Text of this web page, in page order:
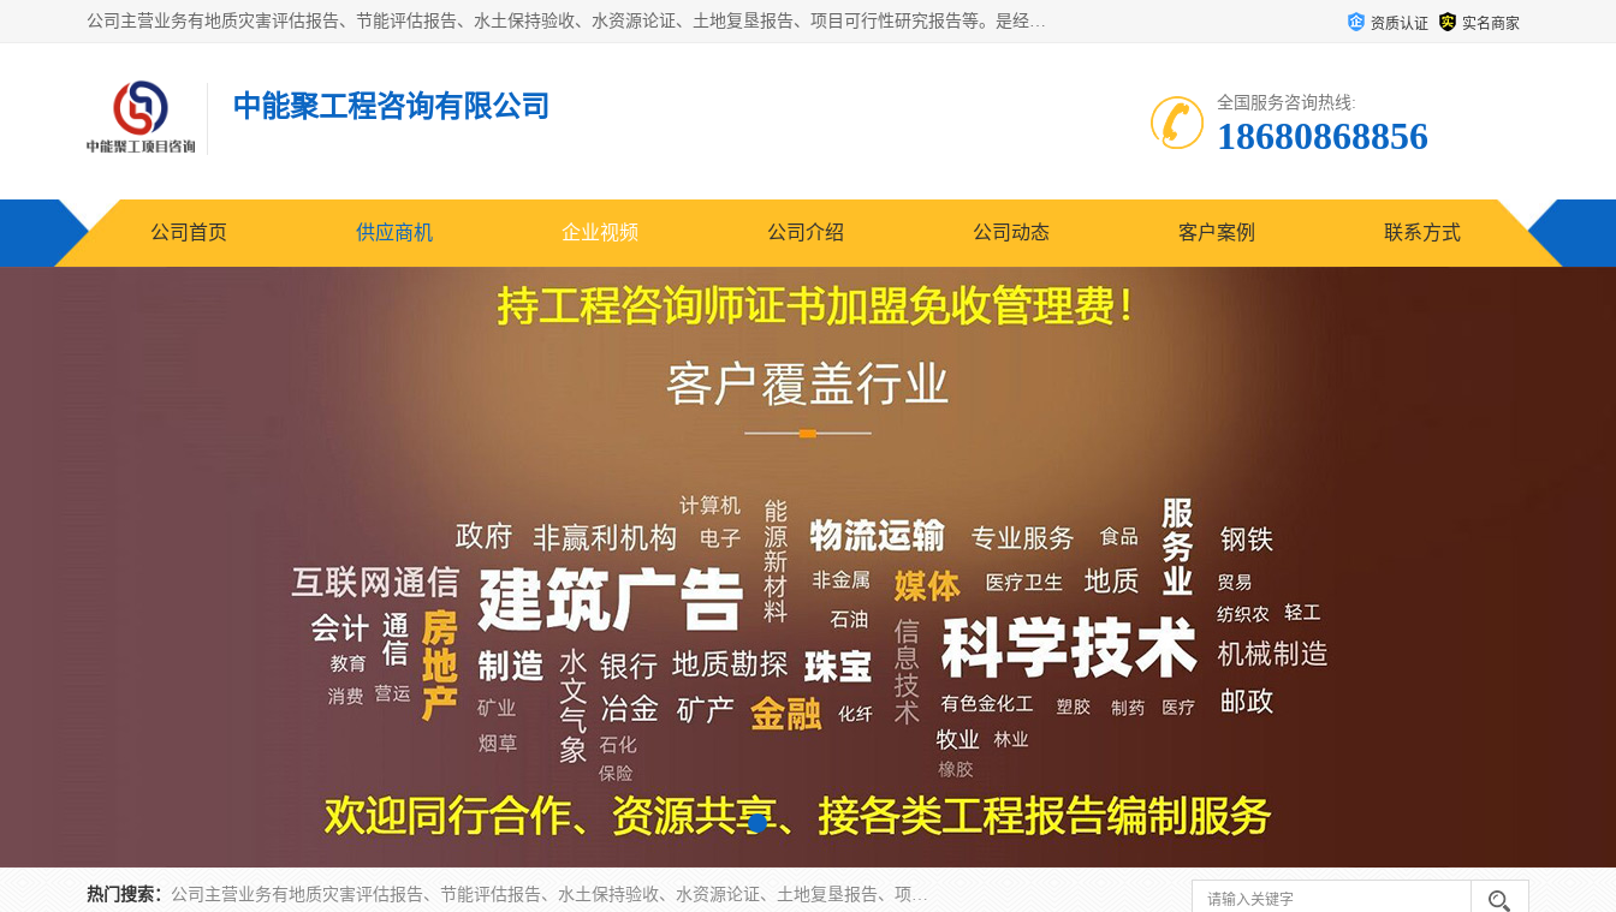
公司主营业务有地质灾害评估报告、节能评估报告、水土保持验收、水资源论证、土地复垦报告、项目可行性研究报告等。是经国家工商总局批准，在法律、法规、决定规定禁止的不得经营；法律、法规、决定规定应当许可（审批）的，经审批机关批准后凭许可（审批）文件经营;法律、法规，市场主体自主选择经营。 资质认证 实名商家
中能聚工程咨询有限公司 全国服务咨询热线:
18680868856
公司首页 供应商机 企业视频 公司介绍 公司动态 客户案例 联系方式
热门搜索： 公司主营业务有地质灾害评估报告、节能评估报告、水土保持验收、水资源论证、土地复垦报告、项目可行性研究报告等。是经国家工商总局批准，在法律、法规、决定规定禁止的不得经营；法律、法规、决定规定应当许可（审批）的，经审批机关批准后凭许可（审批）文件经营;法律、法规，市场主体自主选择经营。